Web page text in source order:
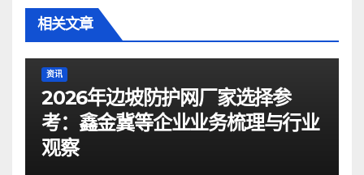
相关文章
资讯
2026年边坡防护网厂家选择参
考：鑫金冀等企业业务梳理与行业
观察